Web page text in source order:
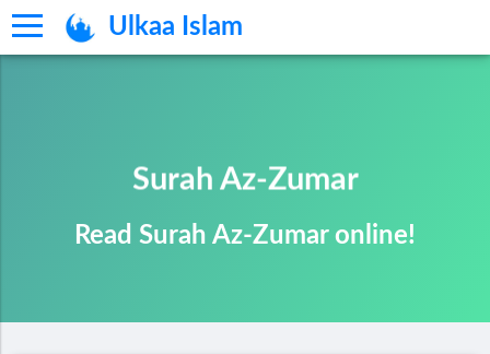
Ulkaa Islam
Surah Az-Zumar
Read Surah Az-Zumar online!